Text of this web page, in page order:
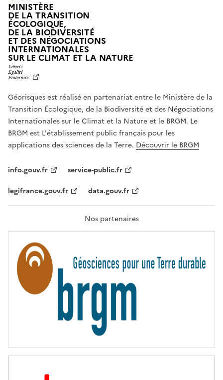
MINISTÈRE
DE LA TRANSITION
ÉCOLOGIQUE,
DE LA BIODIVERSITÉ
ET DES NÉGOCIATIONS
INTERNATIONALES
SUR LE CLIMAT ET LA NATUREL
T
É
,
É
G
A
L
F
A
T
R
T
É
Géorisques est réalisé en partenariat entre le Ministère de la
Transition Écologique, de la Biodiversité et des Négociations
Internationales sur le Climat et la Nature et le BRGM. Le
BRGM est L'établissement public français pour les
applications des sciences de la Terre. Découvrir le BRGM
info.gouv.fr
service-public.fr
legifrance.gouv.fr
data.gouv.fr
Nos partenaires